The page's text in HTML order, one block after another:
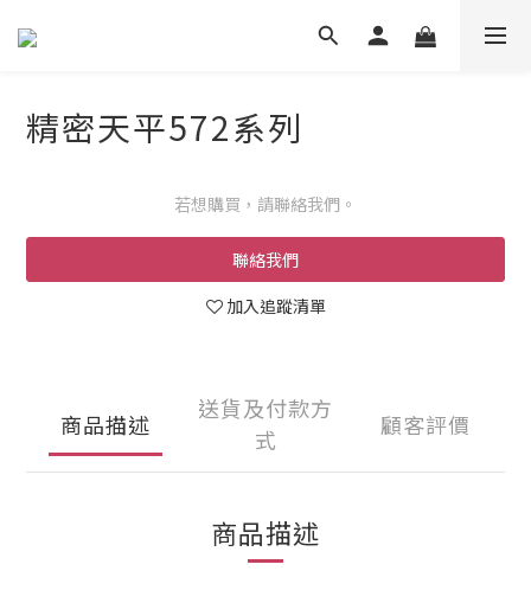
精密天平572系列
若想購買，請聯絡我們。
聯絡我們
加入追蹤清單
商品描述
送貨及付款方
式
顧客評價
商品描述